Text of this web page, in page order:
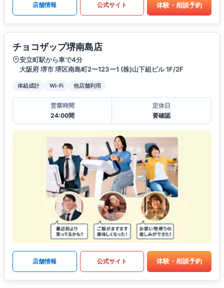
店舗情報 公式サイト 体験・相談予約
チョコザップ堺南島店
安立町駅から車で4分
大阪府 堺市 堺区南島町2ー123ー1 (株)山下組ビル 1F/2F
体組成計 Wi-Fi 他店舗利用
営業時間
24:00間
定休日
要確認
店舗情報 公式サイト 体験・相談予約